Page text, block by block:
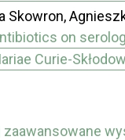
Skowron,
on
Curie-
zaawansowane